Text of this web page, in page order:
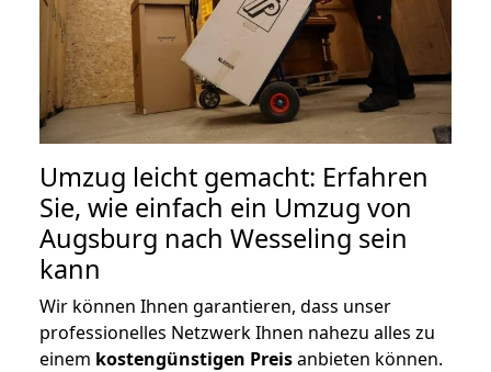
Umzug leicht gemacht: Erfahren
Sie, wie einfach ein Umzug von
Augsburg nach Wesseling sein
kann
Wir können Ihnen garantieren, dass unser
professionelles Netzwerk Ihnen nahezu alles zu
einem kostengünstigen Preisanbieten können.